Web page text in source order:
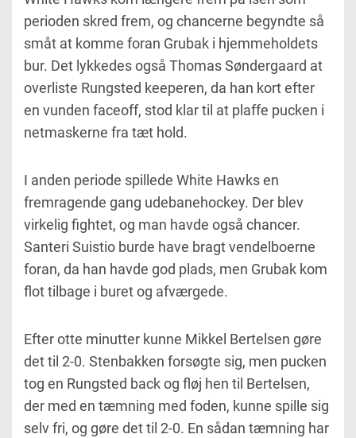
perioden skred frem, og chancerne begyndte så
småt at komme foran Grubak i hjemmeholdets
bur. Det lykkedes også Thomas Søndergaard at
overliste Rungsted keeperen, da han kort efter
en vunden faceoff, stod klar til at plaffe pucken i
netmaskerne fra tæt hold.
I anden periode spillede White Hawks en
fremragende gang udebanehockey. Der blev
virkelig fightet, og man havde også chancer.
Santeri Suistio burde have bragt vendelboerne
foran, da han havde god plads, men Grubak kom
flot tilbage i buret og afværgede.
Efter otte minutter kunne Mikkel Bertelsen gøre
det til 2-0. Stenbakken forsøgte sig, men pucken
tog en Rungsted back og fløj hen til Bertelsen,
der med en tæmning med foden, kunne spille sig
selv fri, og gøre det til 2-0. En sådan tæmning har